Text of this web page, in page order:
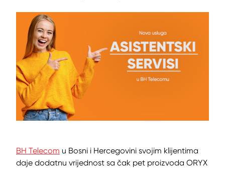
BH Telecom u Bosni i Hercegovini svojim klijentima
daje dodatnu vrijednost sa čak pet proizvoda ORYX